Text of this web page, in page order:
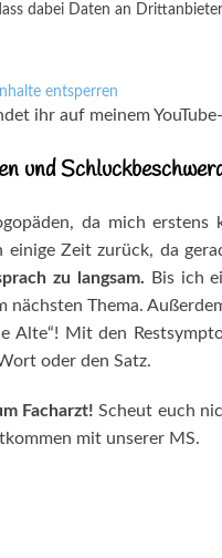
dabei Daten an
entsperren
ihr auf meinem
und
da mich
Zeit zurück, da
zu langsam. Bis ich
nächsten Thema.
Alte“! Mit den
oder den Satz.
Facharzt! Scheut euch
mit unserer MS.